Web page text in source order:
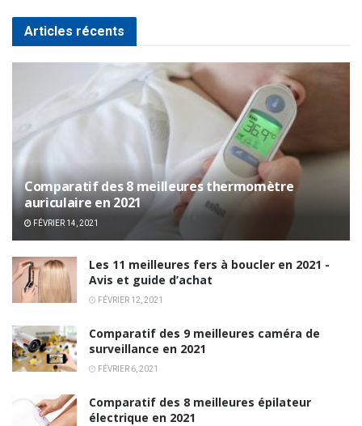
Articles récents
Comparatif des 8 meilleures thermomètre
auriculaire en 2021
FÉVRIER 14, 2021
Les 11 meilleures fers à boucler en 2021 -
Avis et guide d’achat
FÉVRIER 12, 2021
Comparatif des 9 meilleures caméra de
surveillance en 2021
FÉVRIER 6, 2021
Comparatif des 8 meilleures épilateur
électrique en 2021